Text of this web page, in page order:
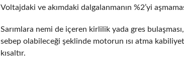
Voltajdaki ve akımdaki dalgalanmanın %2’yi
Sarımlara nemi de içeren kirlilik yada gres bulaşması,
sebep olabileceği şeklinde motorun ısı atma
kısaltır.